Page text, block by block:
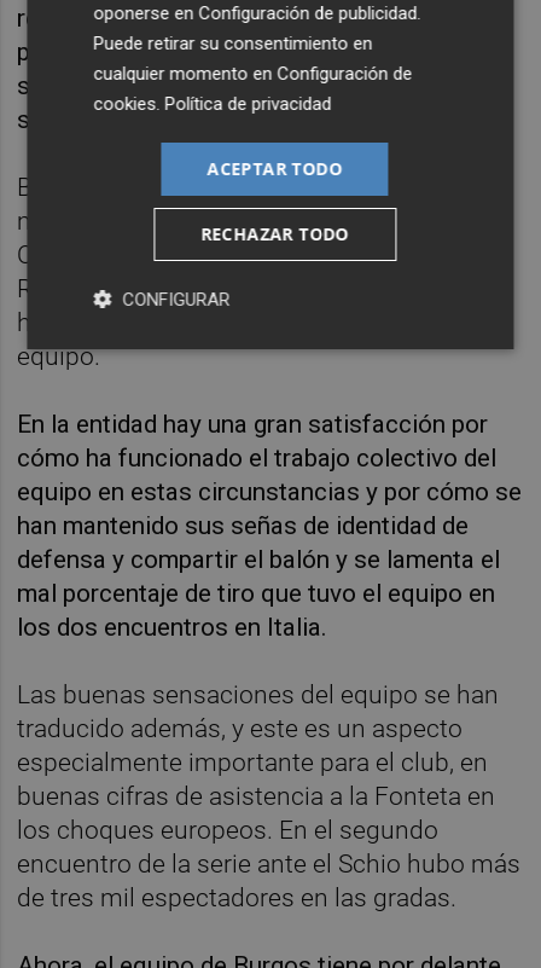
referencia, Cristina Ouviña, ha disputado 12 y
por tanto se ha perdido un 30% del total. En
su caso, jugó el último partido tras tres
semanas de baja por lesión.
Buenavida, por ejemplo, ha jugado más
minutos que Torrens y más partidos que
Ouviña. Leticia Romero, Queralt Casas,
Raquel Carrera, Marie Gülich y Lauren Cox
han formado la columna vertebral del
equipo.
En la entidad hay una gran satisfacción por
cómo ha funcionado el trabajo colectivo del
equipo en estas circunstancias y por cómo se
han mantenido sus señas de identidad de
defensa y compartir el balón y se lamenta el
mal porcentaje de tiro que tuvo el equipo en
los dos encuentros en Italia.
Las buenas sensaciones del equipo se han
traducido además, y este es un aspecto
especialmente importante para el club, en
buenas cifras de asistencia a la Fonteta en
los choques europeos. En el segundo
encuentro de la serie ante el Schio hubo más
de tres mil espectadores en las gradas.
oponerse enConfiguración de publicidad
Puede retirar su consentimiento en
cualquier momento enConfiguración de
cookies .Política de privacidad
ACEPTAR TODO
RECHAZAR TODO
CONFIGURAR